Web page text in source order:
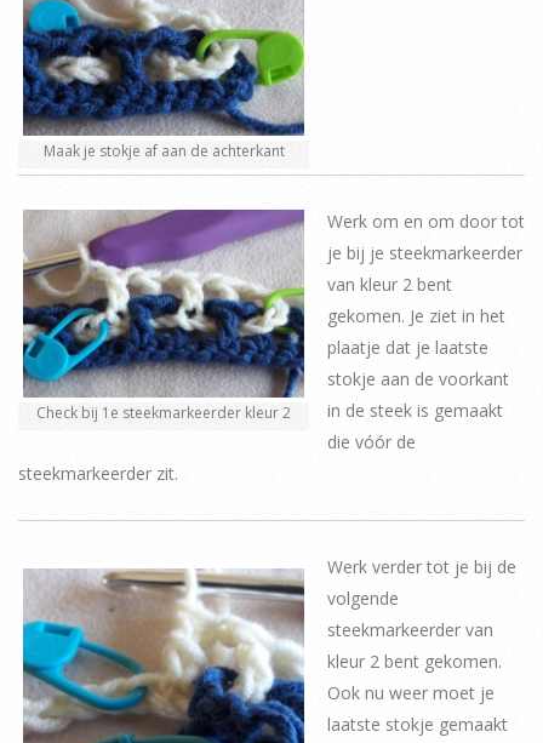
Maak je stokje af aan de achterkant
Check bij 1e steekmarkeerder kleur 2
Werk om en om door tot
je bij je steekmarkeerder
van kleur 2 bent
gekomen. Je ziet in het
plaatje dat je laatste
stokje aan de voorkant
in de steek is gemaakt
die vóór de
steekmarkeerder zit.
Werk verder tot je bij de
volgende
steekmarkeerder van
kleur 2 bent gekomen.
Ook nu weer moet je
laatste stokje gemaakt